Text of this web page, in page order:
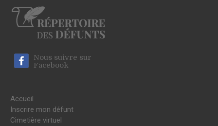
Nous suivre sur
Facebook
Accueil
Inscrire mon défunt
Cimetière virtuel